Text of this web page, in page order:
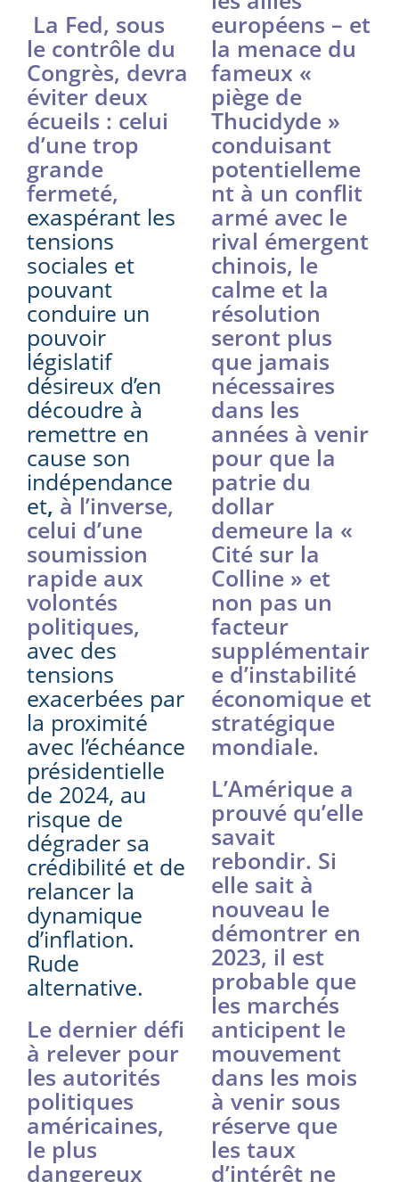
La Fed, sous
le contrôle du
Congrès, devra
éviter deux
écueils : celui
d’une trop
grande
fermeté,
exaspérant les
tensions
sociales et
pouvant
conduire un
pouvoir
législatif
désireux d’en
découdre à
remettre en
cause son
indépendance
et, à l’inverse,
celui d’une
soumission
rapide aux
volontés
politiques,
avec des
tensions
exacerbées par
la proximité
avec l’échéance
présidentielle
de 2024, au
risque de
dégrader sa
crédibilité et de
relancer la
dynamique
d’inflation.
Rude
alternative.
Le dernier défi
à relever pour
les autorités
politiques
américaines,
le plus
dangereux
européens – et
la menace du
fameux «
piège de
Thucidyde »
conduisant
potentielleme
nt à un conflit
armé avec le
rival émergent
chinois, le
calme et la
résolution
seront plus
que jamais
nécessaires
dans les
années à venir
pour que la
patrie du
dollar
demeure la «
Cité sur la
Colline » et
non pas un
facteur
supplémentair
e d’instabilité
économique et
stratégique
mondiale.
L’Amérique a
prouvé qu’elle
savait
rebondir. Si
elle sait à
nouveau le
démontrer en
2023, il est
probable que
les marchés
anticipent le
mouvement
dans les mois
à venir sous
réserve que
les taux
d’intérêt ne